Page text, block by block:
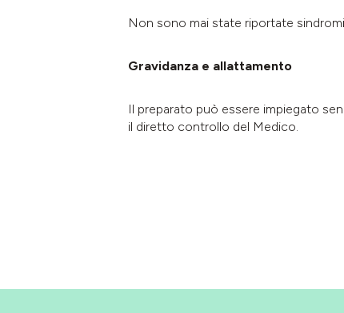
Non sono mai state riportate
Gravidanza e allattamento
Il preparato può essere impiegato
il diretto controllo del Medico.